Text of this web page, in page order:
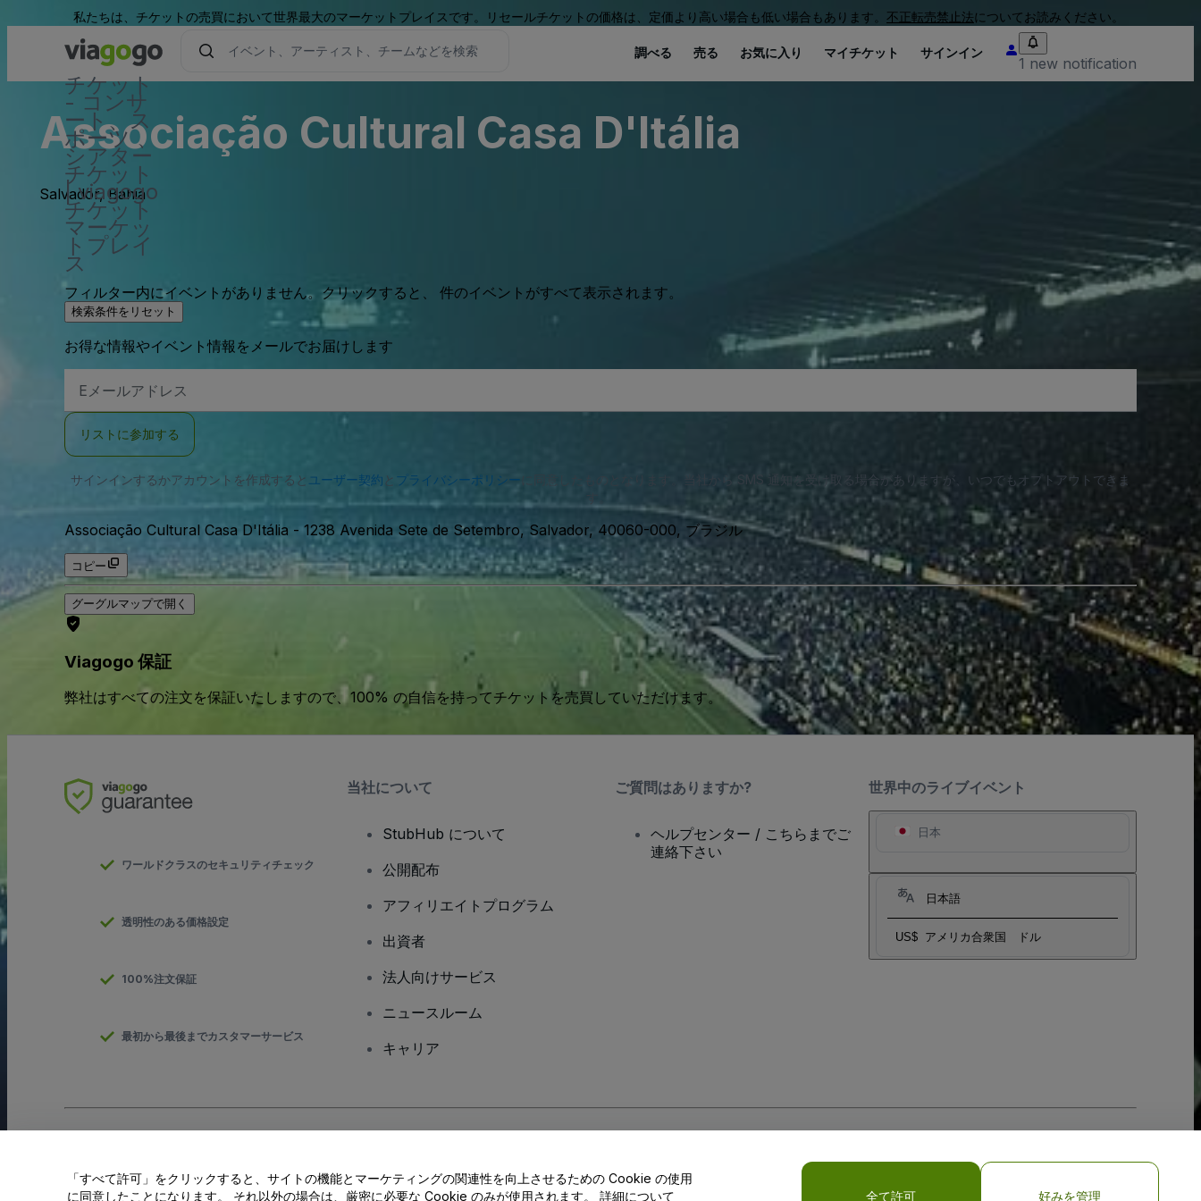
私たちは、チケットの売買において世界最大のマーケットプレイスです。リセールチケットの価格は、定価より高い場合も低い場合もあります。 不正転売禁止法についてお読みください。
チケット
- コンサ
ート、ス
ポーツ 、
シアター
チケット
| viagogo
チケット
マーケッ
トプレイ
ス
調べる 売る お気に入り マイチケット サインイン
1 new notification
Associação Cultural Casa D'Itália
Salvador, Bahia
フィルター内にイベントがありません。クリックすると、 件のイベントがすべて表示されます。
検索条件をリセット
お得な情報やイベント情報をメールでお届けします
メ
ア
ス
リストに参加する
サインインするかアカウントを作成すると ユーザー契約 と プライバシーポリシー に同意したものとなります。当社から SMS 通知を受け取る場合がありますが、いつでもオプトアウトできま
Associação Cultural Casa D'Itália - 1238 Avenida Sete de Setembro, Salvador, 40060-000, ブラジル
コピー
グーグルマップで開く
Viagogo 保証
弊社はすべての注文を保証いたしますので、100% の自信を持ってチケットを売買していただけます。
世界中のライブイベント
日本
日本語
US$ アメリカ合衆国 ドル
ワールドクラスのセキュリティチェック
透明性のある価格設定
100%注文保証
最初から最後までカスタマーサービス
当社について
StubHub について
公開配布
アフィリエイトプログラム
出資者
法人向けサービス
ニュースルーム
キャリア
ご質問はありますか?
ヘルプセンター / こちらまでご
連絡下さい
私の個人情報を共有しない/あなたのプライバシーの選択
「すべて許可」をクリックすると、サイトの機能とマーケティングの関連性を向上させるための Cookie の使用
に同意したことになります。 それ以外の場合は、厳密に必要な Cookie のみが使用されます。 詳細について
全て許可 好みを管理